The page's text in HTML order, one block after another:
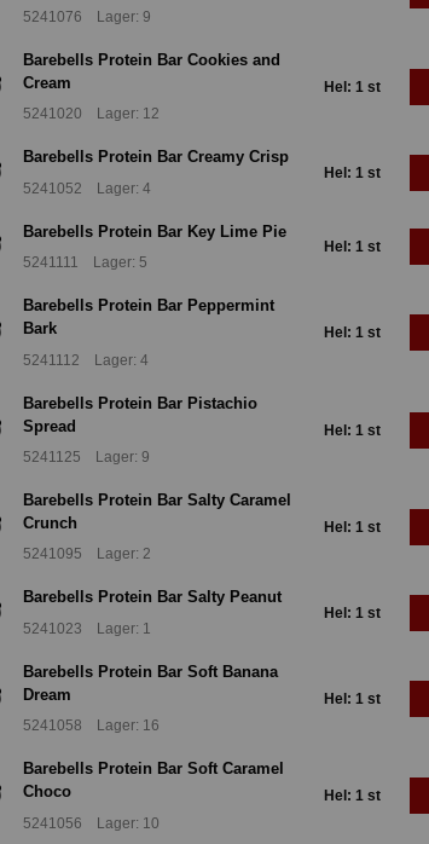
5241076 Lager: 9
Barebells Protein Bar Cookies and
Cream
5241020 Lager: 12
Hel: 1 st
Barebells Protein Bar Creamy Crisp
5241052 Lager: 4
Hel: 1 st
Barebells Protein Bar Key Lime Pie
5241111 Lager: 5
Hel: 1 st
Barebells Protein Bar Peppermint
Bark
5241112 Lager: 4
Hel: 1 st
Barebells Protein Bar Pistachio
Spread
5241125 Lager: 9
Hel: 1 st
Barebells Protein Bar Salty Caramel
Crunch
5241095 Lager: 2
Hel: 1 st
Barebells Protein Bar Salty Peanut
5241023 Lager: 1
Hel: 1 st
Barebells Protein Bar Soft Banana
Dream
5241058 Lager: 16
Hel: 1 st
Barebells Protein Bar Soft Caramel
Choco
5241056 Lager: 10
Hel: 1 st